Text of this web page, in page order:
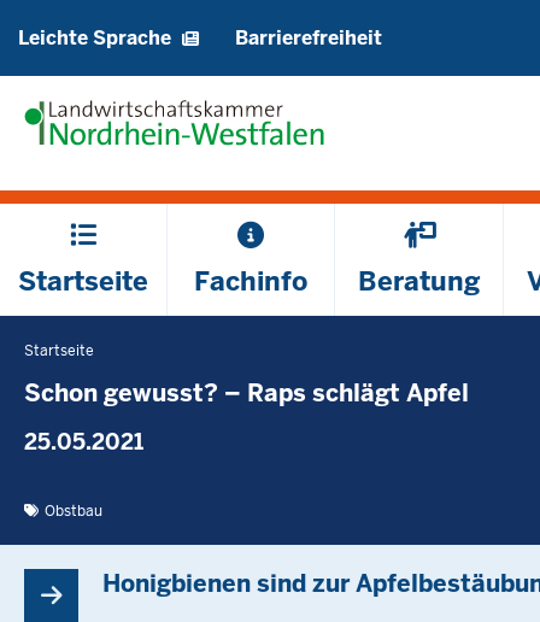
Sprachen
Leichte Sprache Barrierefreiheit
Hauptmenü
Startseite Fachinfo Beratung
Sie
befinden
hier
Startseite
Schon gewusst? – Raps schlägt Apfel
25.05.2021
Obstbau
Honigbienen sind zur